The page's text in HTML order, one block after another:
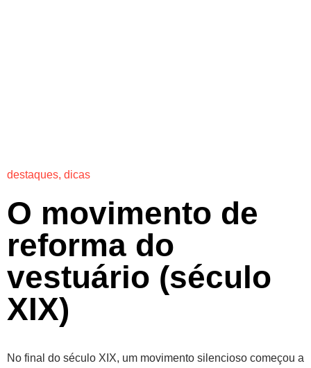
destaques, dicas
O movimento de
reforma do
vestuário (século
XIX)
No final do século XIX, um movimento silencioso começou a